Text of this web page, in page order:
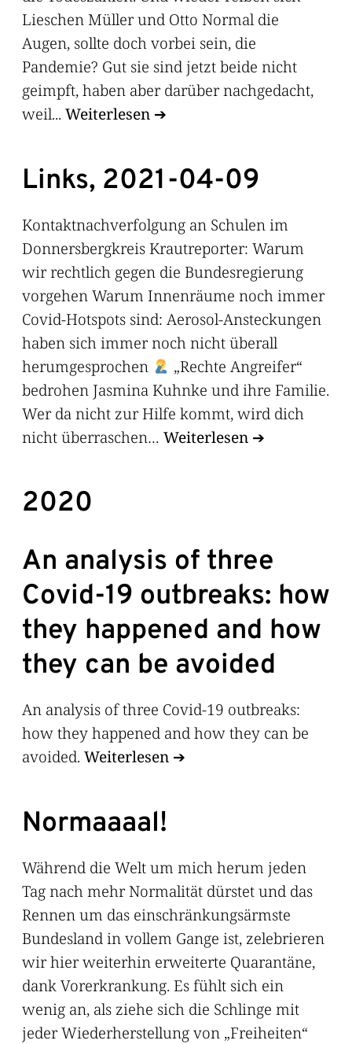
Lieschen Müller und Otto Normal die
Augen, sollte doch vorbei sein, die
Pandemie? Gut sie sind jetzt beide nicht
geimpft, haben aber darüber nachgedacht,
weil... Weiterlesen
Links, 2021-04-09
Kontaktnachverfolgung an Schulen im
Donnersbergkreis Krautreporter: Warum
wir rechtlich gegen die Bundesregierung
vorgehen Warum Innenräume noch immer
Covid-Hotspots sind: Aerosol-Ansteckungen
haben sich immer noch nicht überall
herumgesprochen
„Rechte Angreifer“
bedrohen Jasmina Kuhnke und ihre Familie.
Wer da nicht zur Hilfe kommt, wird dich
nicht überraschen… Weiterlesen
2020
An analysis of three
Covid-19 outbreaks: how
they happened and how
they can be avoided
An analysis of three Covid-19 outbreaks:
how they happened and how they can be
avoided. Weiterlesen
Normaaaal!
Während die Welt um mich herum jeden
Tag nach mehr Normalität dürstet und das
Rennen um das einschränkungsärmste
Bundesland in vollem Gange ist, zelebrieren
wir hier weiterhin erweiterte Quarantäne,
dank Vorerkrankung. Es fühlt sich ein
wenig an, als ziehe sich die Schlinge mit
jeder Wiederherstellung von „Freiheiten“